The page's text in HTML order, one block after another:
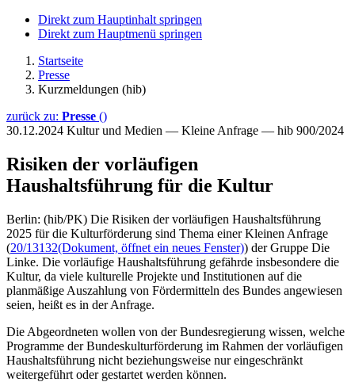
Direkt zum Hauptinhalt springen
Direkt zum Hauptmenü springen
Startseite
Presse
Kurzmeldungen (hib)
zurück zu: Presse ()
30.12.2024 Kultur und Medien — Kleine Anfrage — hib 900/2024
Risiken der vorläufigen
Haushaltsführung für die Kultur
Berlin: (hib/PK) Die Risiken der vorläufigen Haushaltsführung
2025 für die Kulturförderung sind Thema einer Kleinen Anfrage
(20/13132(Dokument, öffnet ein neues Fenster)) der Gruppe Die
Linke. Die vorläufige Haushaltsführung gefährde insbesondere die
Kultur, da viele kulturelle Projekte und Institutionen auf die
planmäßige Auszahlung von Fördermitteln des Bundes angewiesen
seien, heißt es in der Anfrage.
Die Abgeordneten wollen von der Bundesregierung wissen, welche
Programme der Bundeskulturförderung im Rahmen der vorläufigen
Haushaltsführung nicht beziehungsweise nur eingeschränkt
weitergeführt oder gestartet werden können.